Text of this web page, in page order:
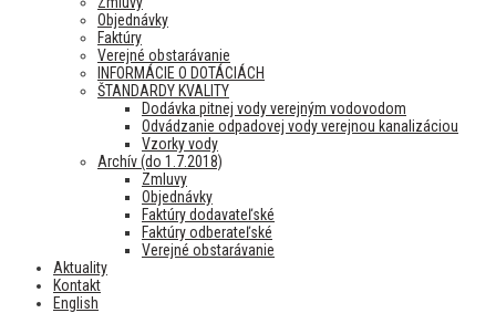
Objednávky
Faktúry
Verejné obstarávanie
INFORMÁCIE O DOTÁCIÁCH
ŠTANDARDY KVALITY
Dodávka pitnej vody verejným vodovodom
Odvádzanie odpadovej vody verejnou kanalizáciou
Vzorky vody
Archív (do 1.7.2018)
Zmluvy
Objednávky
Faktúry dodavateľské
Faktúry odberateľské
Verejné obstarávanie
Aktuality
Kontakt
English